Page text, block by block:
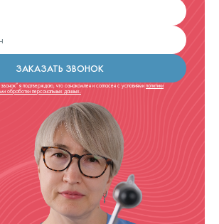
ЗАКАЗАТЬ ЗВОНОК
я подтверждаю, что ознакомлен и согласен с условиями политики
обработки персональных данных.